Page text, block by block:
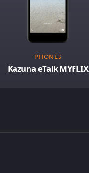
PHONES
Kazuna eTalk MYFLIX